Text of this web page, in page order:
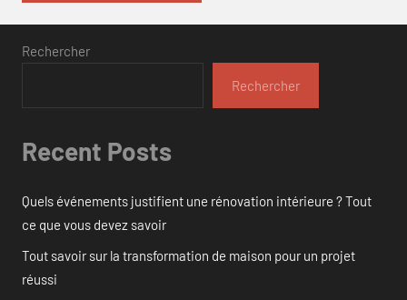
Rechercher
Rechercher
Recent Posts
Quels événements justifient une rénovation intérieure ? Tout
ce que vous devez savoir
Tout savoir sur la transformation de maison pour un projet
réussi